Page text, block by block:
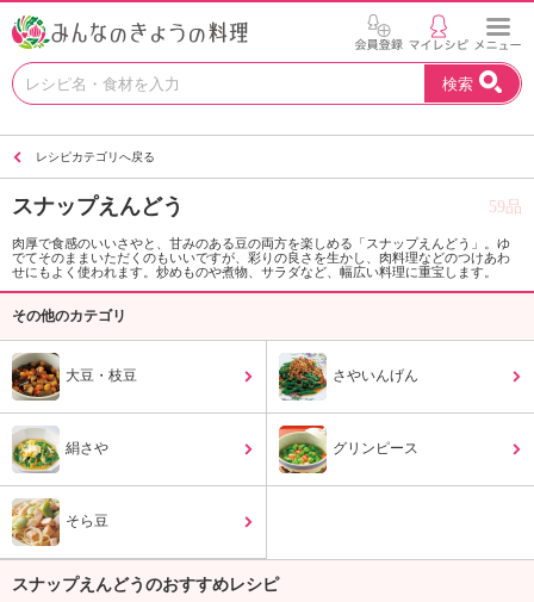
お
い
を
見
つ
よ
N
エ
ケ
ー
検索
レシピカテゴリへ戻る
スナップえんどう 59品
肉厚で食感のいいさやと、甘みのある豆の両方を楽しめる「スナップえんどう」。ゆ
でてそのままいただくのもいいですが、彩りの良さを生かし、肉料理などのつけあわ
せにもよく使われます。炒めものや煮物、サラダなど、幅広い料理に重宝します。
その他のカテゴリ
大豆・枝豆 さやいんげん
絹さや グリンピース
そら豆
スナップえんどうのおすすめレシピ